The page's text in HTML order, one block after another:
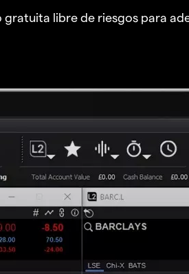
libre de riesgos para